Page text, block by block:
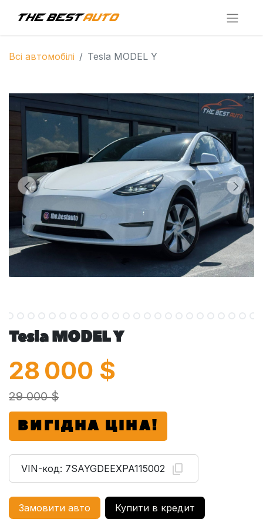
Всі автомобілі Tesla MODEL Y
Tesla MODEL Y
28 000 $
29 000 $
ВИГІДНА ЦІНА!
VIN-код: 7SAYGDEEXPA115002
Замовити авто Купити в кредит